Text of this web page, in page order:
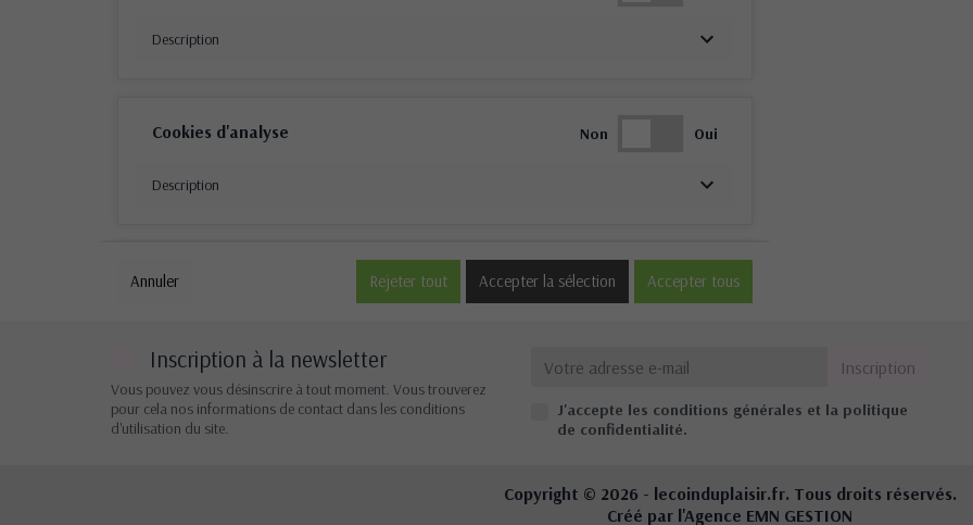
Description
Cookies d'analyse Non Oui
Description
Cookies de performance Non Oui
Autres cookies Non
Annuler Rejeter tout Accepter la sélection Accepter tous
Inscription à la newsletter
Vous pouvez vous désinscrire à tout moment. Vous trouverez
pour cela nos informations de contact dans les conditions
d'utilisation du site.
J'accepte les conditions générales et la politique
de confidentialité.
Copyright © 2026 - lecoinduplaisir.fr. Tous droits réservés.
Créé par l'Agence EMN GESTION